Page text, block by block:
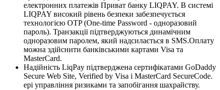
електронних платежів Приват банку LIQPAY. В системі
LIQPAY високий рівень безпеки забезпечується
технологією OTP (One-time Password - одноразовий
пароль). Транзакції підтверджуються динамічним
одноразовим паролем, який надсилається в SMS.Оплату
можна здійснити банківськими картами Visa та
MasterCard.
Надійність LiqPay підтверджена сертифікатами GoDaddy
Secure Web Site, Verified by Visa і MasterCard SecureCode.
ері управління ризиками та запобігання шахрайству.